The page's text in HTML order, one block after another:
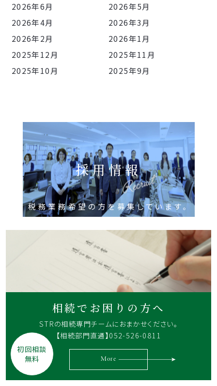
2026年6月
2026年5月
2026年4月
2026年3月
2026年2月
2026年1月
2025年12月
2025年11月
2025年10月
2025年9月
採用情報
税務業務希望の方を募集しています。
相続でお困りの方へ
STRの相続専門チームにおまかせください。
【相続部門直通】052-526-0811
More
初回相談
無料